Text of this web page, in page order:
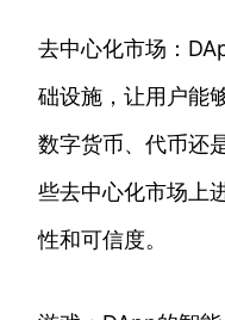
去中心化市场：
础设施，让用户能
数字货币、代币还
些去中心化市场上
性和可信度。